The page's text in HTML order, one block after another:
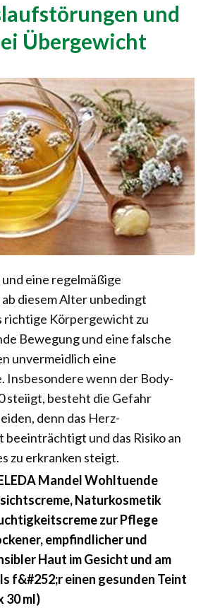
und
Übergewicht
eine regelmäßige
diesem Alter unbedingt
richtige Körpergewicht zu
Bewegung und eine falsche
unvermeidlich eine
Insbesondere wenn der Body-
steiigt, besteht die Gefahr
denn das Herz-
beeinträchtigt und das Risiko an
zu erkranken steigt.
Mandel Wohltuende
Naturkosmetik
zur Pflege
empfindlicher und
Haut im Gesicht und am
f&#252;r einen gesunden Teint
30 ml)